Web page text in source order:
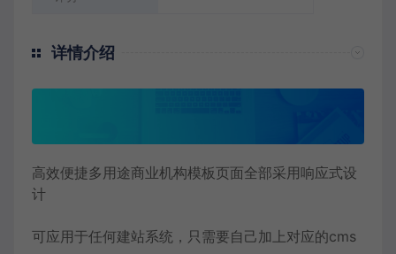
详情介绍
高效便捷多用途商业机构模板页面全部采用响应式设
计
可应用于任何建站系统，只需要自己加上对应的cms